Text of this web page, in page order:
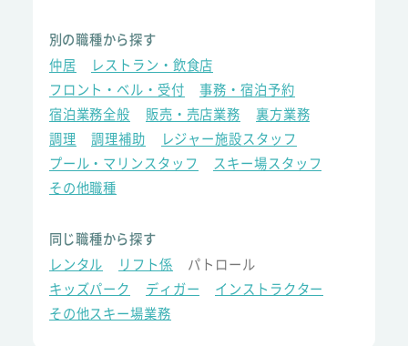
別の職種から探す
仲居
レストラン・飲食店
フロント・ベル・受付
事務・宿泊予約
宿泊業務全般
販売・売店業務
裏方業務
調理
調理補助
レジャー施設スタッフ
プール・マリンスタッフ
スキー場スタッフ
その他職種
同じ職種から探す
レンタル
リフト係
パトロール
キッズパーク
ディガー
インストラクター
その他スキー場業務